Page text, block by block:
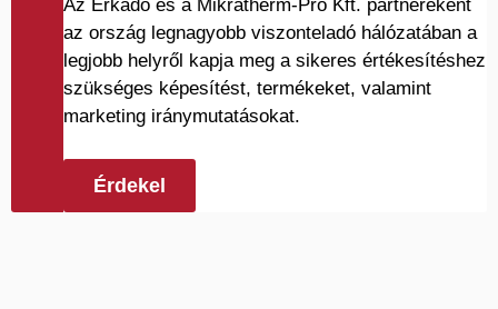
Az Erkado és a Mikratherm-Pro Kft. partnereként
az ország legnagyobb viszonteladó hálózatában a
legjobb helyről kapja meg a sikeres értékesítéshez
szükséges képesítést, termékeket, valamint
marketing iránymutatásokat.
Érdekel